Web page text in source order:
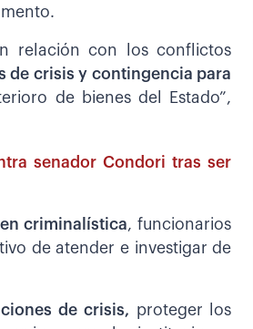
relación con los conflictos
de crisis y contingencia para
de bienes del Estado”,
senador Condori tras ser
criminalística, funcionarios
de atender e investigar de
de crisis, proteger los